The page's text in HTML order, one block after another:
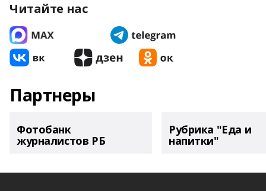
Читайте нас
Партнеры
Фотобанк
журналистов РБ
Рубрика "Еда и
напитки"